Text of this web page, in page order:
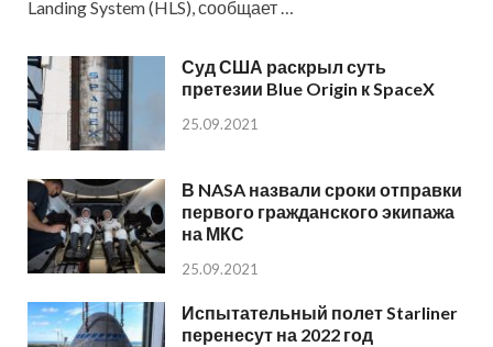
Landing System (HLS), сообщает …
Суд США раскрыл суть
претезии Blue Origin к SpaceX
25.09.2021
В NASA назвали сроки отправки
первого гражданского экипажа
на МКС
25.09.2021
Испытательный полет Starliner
перенесут на 2022 год